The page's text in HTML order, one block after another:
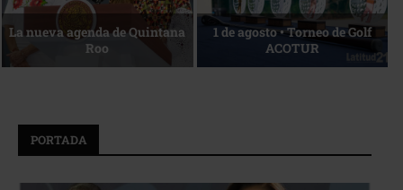
Reconocimiento de viajeros La esencia del servicio
PORTADA